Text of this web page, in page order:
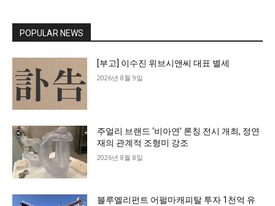
POPULAR NEWS
[부고] 이수진 위브시앤씨 대표 별세
2026년 8월 9일
주얼리 브랜드 ‘비아연’ 론칭 전시 개최, 정연
재의 관계적 조형미 강조
2026년 8월 8일
블루엘리펀트 어펄마캐피탈 투자 1천억 유